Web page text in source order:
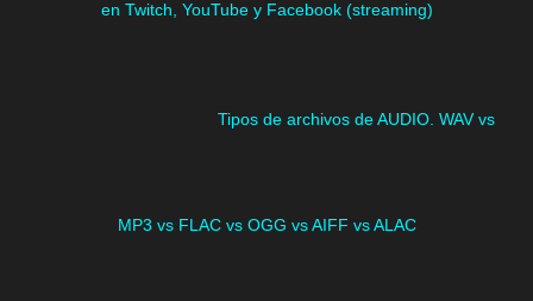
en Twitch, YouTube y Facebook (streaming)
Tipos de archivos de AUDIO. WAV vs
MP3 vs FLAC vs OGG vs AIFF vs ALAC